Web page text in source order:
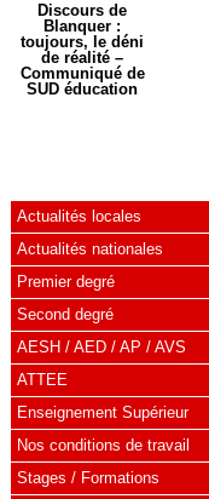
Discours de
Blanquer :
toujours, le déni
de réalité –
Communiqué de
SUD éducation
Actualités locales
Actualités nationales
Premier degré
Second degré
AESH / AED / AP / AVS
ATTEE
Enseignement Supérieur
Nos conditions de travail
Stages / Formations